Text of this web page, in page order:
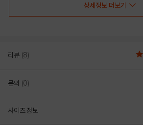
상세정보 더보기
리뷰 (8)
문의 (0)
사이즈 정보